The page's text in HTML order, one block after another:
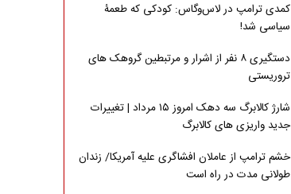
کمدی ترامپ در لاس‌وگاس: کودکی که طعمۀ
سیاسی شد!
دستگیری ۸ نفر از اشرار و مرتبطین گروهک های
تروریستی
شارژ کالابرگ سه دهک امروز ۱۵ مرداد | تغییرات
جدید واریزی های کالابرگ
خشم ترامپ از عاملان افشاگری‌ علیه آمریکا/ زندان
طولانی مدت در راه است